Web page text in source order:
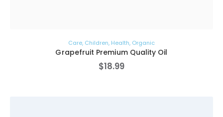
Care, Children, Health, Organic
Grapefruit Premium Quality Oil
$18.99